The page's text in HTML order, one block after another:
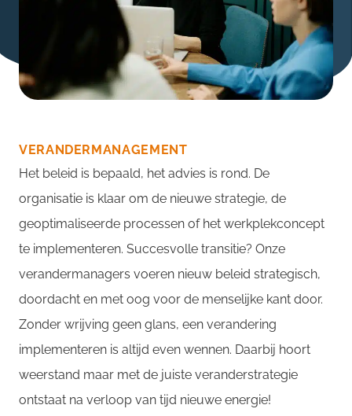
VERANDERMANAGEMENT
Het beleid is bepaald, het advies is rond. De
organisatie is klaar om de nieuwe strategie, de
geoptimaliseerde processen of het werkplekconcept
te implementeren. Succesvolle transitie? Onze
verandermanagers voeren nieuw beleid strategisch,
doordacht en met oog voor de menselijke kant door.
Zonder wrijving geen glans, een verandering
implementeren is altijd even wennen. Daarbij hoort
weerstand maar met de juiste veranderstrategie
ontstaat na verloop van tijd nieuwe energie!